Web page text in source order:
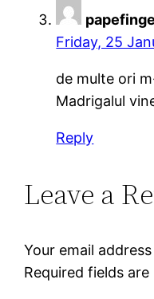
Friday, 25
de multe ori
Madrigalul
Reply
Leave a
Your email
Required fields are